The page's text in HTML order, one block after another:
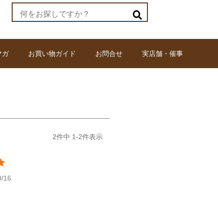
ガ お買い物ガイド お問合せ 実店舗・催事
2件中 1-2件表示
16